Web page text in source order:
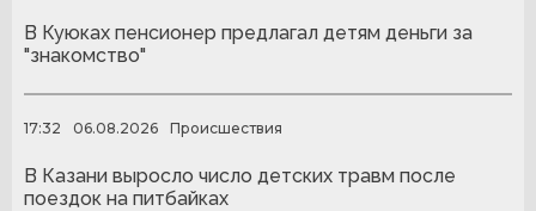
В Куюках пенсионер предлагал детям деньги за
"знакомство"
17:32 06.08.2026 Происшествия
В Казани выросло число детских травм после
поездок на питбайках